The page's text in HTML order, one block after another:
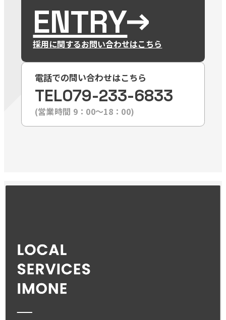
ENTRY
採用に関するお問い合わせはこちら
電話での問い合わせはこちら
TEL079-233-6833
(営業時間 9：00〜18：00)